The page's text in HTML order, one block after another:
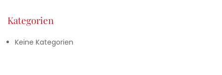
Kategorien
Keine Kategorien